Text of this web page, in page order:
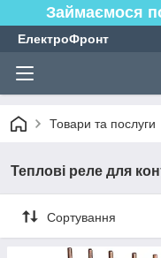
Займаємося
ЕлектроФронт
Товари та послуги
Теплові реле для
Сортування